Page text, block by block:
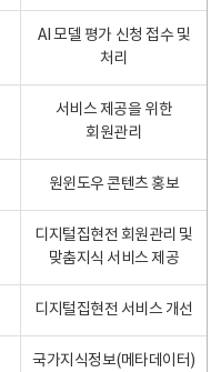
AI 모델 평가 신청 접수 및
처리
서비스 제공을 위한
회원관리
원윈도우 콘텐츠 홍보
디지털집현전 회원관리 및
맞춤지식 서비스 제공
디지털집현전 서비스 개선
국가지식정보(메타데이터)